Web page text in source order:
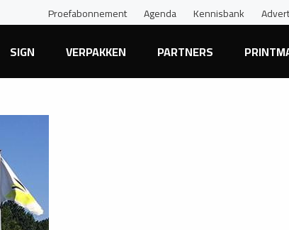
Proefabonnement Agenda Kennisbank
SIGN VERPAKKEN PARTNERS